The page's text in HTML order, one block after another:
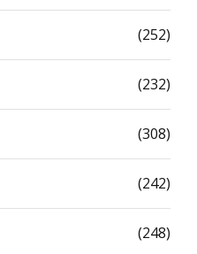
(252)
(232)
(308)
(242)
(248)